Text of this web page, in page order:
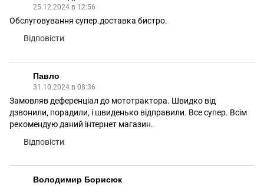
25.12.2024 в 12:56
Обслуговування супер.доставка бистро.
Відповісти
Павло
31.10.2024 в 08:36
Замовляв деференціал до мототрактора. Швидко від
дзвонили, порадили, і швиденько відправили. Все супер. Всім
рекомендую даний інтернет магазин.
Відповісти
Володимир Борисюк